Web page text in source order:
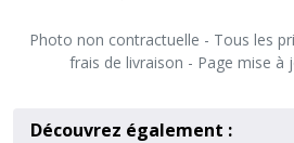
Photo non contractuelle - Tous les
frais de livraison - Page mise à
Découvrez également :